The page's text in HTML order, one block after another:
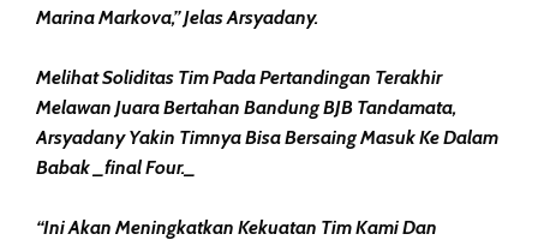
Marina Markova,” Jelas Arsyadany.
Melihat Soliditas Tim Pada Pertandingan Terakhir
Melawan Juara Bertahan Bandung BJB Tandamata,
Arsyadany Yakin Timnya Bisa Bersaing Masuk Ke Dalam
Babak _final Four._
“Ini Akan Meningkatkan Kekuatan Tim Kami Dan